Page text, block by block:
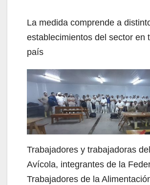
La medida comprende a
establecimientos del sector en
país
Trabajadores y trabajadoras
Avícola, integrantes de la
Trabajadores de la